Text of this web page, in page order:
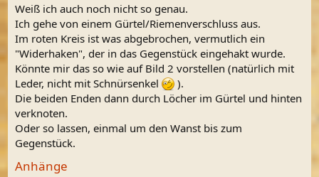
:
Weiß ich auch noch nicht so genau.
Ich gehe von einem Gürtel/Riemenverschluss aus.
Im roten Kreis ist was abgebrochen, vermutlich ein
"Widerhaken", der in das Gegenstück eingehakt wurde.
Könnte mir das so wie auf Bild 2 vorstellen (natürlich mit
Leder, nicht mit Schnürsenkel
).
Die beiden Enden dann durch Löcher im Gürtel und hinten
verknoten.
Oder so lassen, einmal um den Wanst bis zum
Gegenstück.
Anhänge